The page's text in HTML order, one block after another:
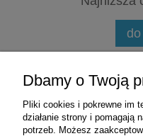
Dbamy o Twoją
Pliki cookies i pokrewne im
działanie strony i pomagają
potrzeb. Możesz